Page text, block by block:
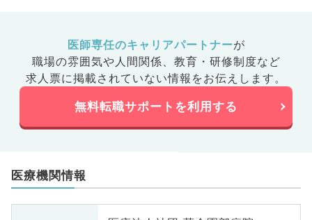
医師専任のキャリアパートナーが
職場の雰囲気や人間関係、 教育・研修制度など
求人票に掲載されていない情報をお伝えします。
無料転職サポートを利用する
医療機関情報